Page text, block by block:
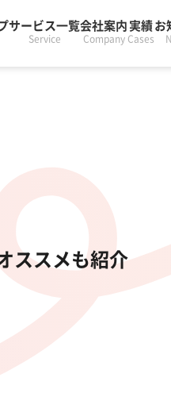
サービス一覧
Service
会社案内
Company
実績
Cases
お
ススメも紹介